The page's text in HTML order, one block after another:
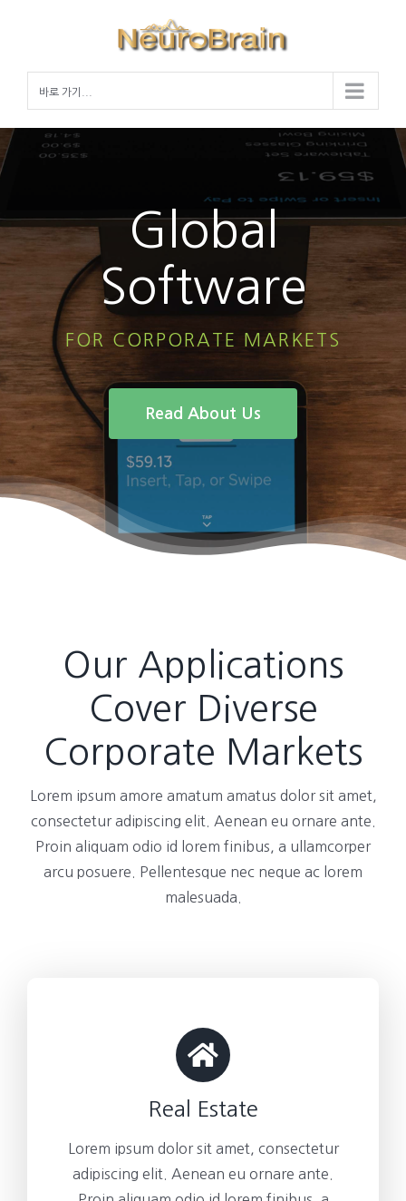
바로 가기...
Global
Software
FOR CORPORATE MARKETS
Read About Us
Our Applications
Cover Diverse
Corporate Markets
Lorem ipsum amore amatum amatus dolor sit amet,
consectetur adipiscing elit. Aenean eu ornare ante.
Proin aliquam odio id lorem finibus, a ullamcorper
arcu posuere. Pellentesque nec neque ac lorem
malesuada.
Real Estate
Lorem ipsum dolor sit amet, consectetur
adipiscing elit. Aenean eu ornare ante.